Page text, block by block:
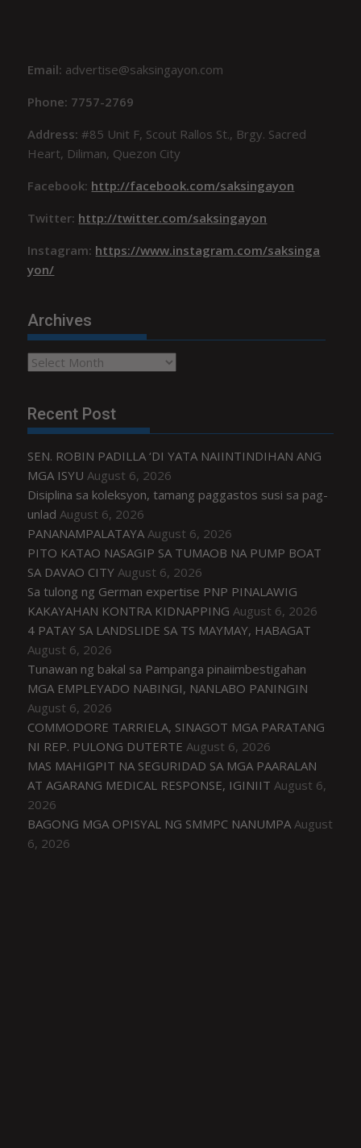
Email: advertise@saksingayon.com
Phone: 7757-2769
Address:#85 Unit F, Scout Rallos St., Brgy. Sacred
Heart, Diliman, Quezon City
Facebook: http://facebook.com/saksingayon
Twitter: http://twitter.com/saksingayon
Instagram: https://www.instagram.com/saksinga
yon/
Archives
Archives
Recent Post
SEN. ROBIN PADILLA ‘DI YATA NAIINTINDIHAN ANG
MGA ISYU August 6, 2026
Disiplina sa koleksyon, tamang paggastos susi sa pag-
unlad August 6, 2026
PANANAMPALATAYA August 6, 2026
PITO KATAO NASAGIP SA TUMAOB NA PUMP BOAT
SA DAVAO CITY August 6, 2026
Sa tulong ng German expertise PNP PINALAWIG
KAKAYAHAN KONTRA KIDNAPPING August 6, 2026
4 PATAY SA LANDSLIDE SA TS MAYMAY, HABAGAT
August 6, 2026
Tunawan ng bakal sa Pampanga pinaiimbestigahan
MGA EMPLEYADO NABINGI, NANLABO PANINGIN
August 6, 2026
COMMODORE TARRIELA, SINAGOT MGA PARATANG
NI REP. PULONG DUTERTE August 6, 2026
MAS MAHIGPIT NA SEGURIDAD SA MGA PAARALAN
AT AGARANG MEDICAL RESPONSE, IGINIIT August 6,
2026
BAGONG MGA OPISYAL NG SMMPC NANUMPA August
6, 2026